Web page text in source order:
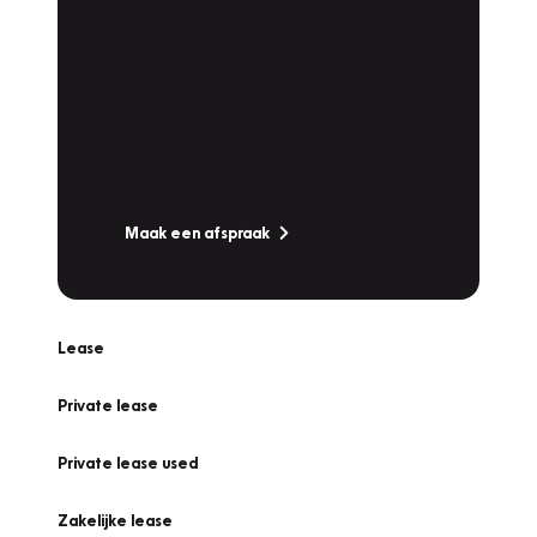
Maak een afspraak
Lease
Private lease
Private lease used
Zakelijke lease